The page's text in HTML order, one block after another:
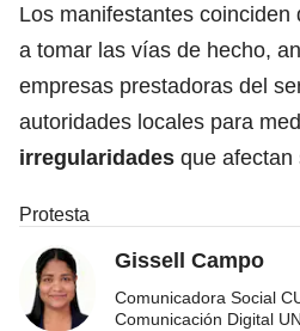
Los manifestantes coinciden
a tomar las vías de hecho,
empresas prestadoras del
autoridades locales para
irregularidades que afectan
Protesta
Gissell Campo
Comunicadora Social
Comunicación Digital